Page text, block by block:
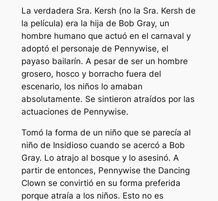
La verdadera Sra. Kersh (no la Sra. Kersh de
la película) era la hija de Bob Gray, un
hombre humano que actuó en el carnaval y
adoptó el personaje de Pennywise, el
payaso bailarín. A pesar de ser un hombre
grosero, hosco y borracho fuera del
escenario, los niños lo amaban
absolutamente. Se sintieron atraídos por las
actuaciones de Pennywise.
Tomó la forma de un niño que se parecía al
niño de Insidioso cuando se acercó a Bob
Gray. Lo atrajo al bosque y lo asesinó. A
partir de entonces, Pennywise the Dancing
Clown se convirtió en su forma preferida
porque atraía a los niños. Esto no es